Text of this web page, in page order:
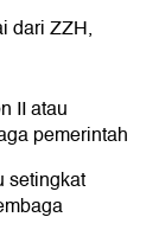
dari ZZH,
II atau
pemerintah
setingkat